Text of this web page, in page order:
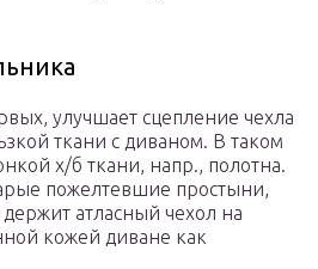
улучшает сцепление чехла
ткани с диваном. В таком
х/б ткани, напр., полотна.
пожелтевшие простыни,
атласный чехол на
кожей диване как